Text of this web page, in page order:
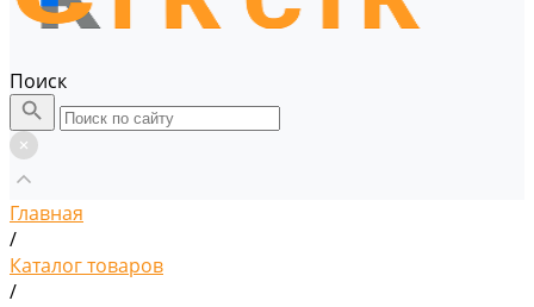
Поиск
Главная
/
Каталог товаров
/